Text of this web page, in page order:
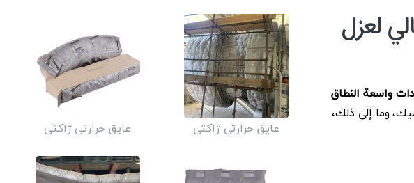
لعزل
واسعة النطاق
وما إلى ذلك،
عایق حرارتی ژاکتی عایق حرارتی ژاکتی